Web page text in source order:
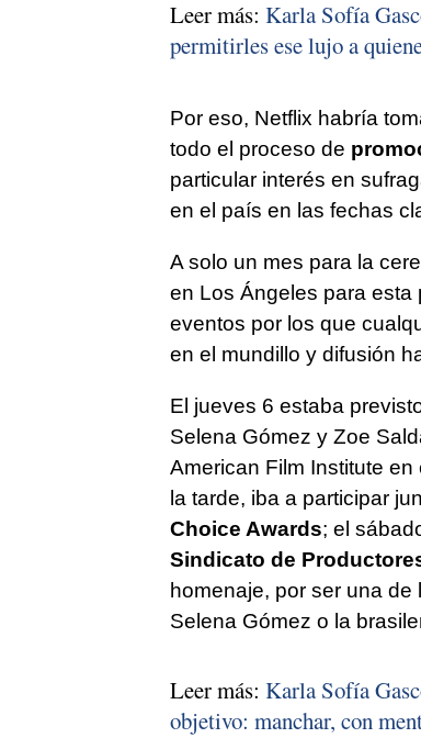
Leer más: Karla Sofía
permitirles ese lujo a
Por eso, Netflix habría
todo el proceso de
particular interés en
en el país en las fechas
A solo un mes para la
en Los Ángeles para esta
eventos por los que
en el mundillo y difusión
El jueves 6 estaba
Selena Gómez y Zoe
American Film Institute
la tarde, iba a participar
Choice Awards; el
Sindicato de
homenaje, por ser una
Selena Gómez o la
Leer más: Karla Sofía
objetivo: manchar, con